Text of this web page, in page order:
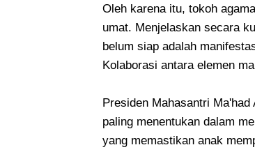
Oleh karena itu, tokoh
umat. Menjelaskan secara
belum siap adalah
Kolaborasi antara elemen
Presiden Mahasantri
paling menentukan dalam
yang memastikan anak